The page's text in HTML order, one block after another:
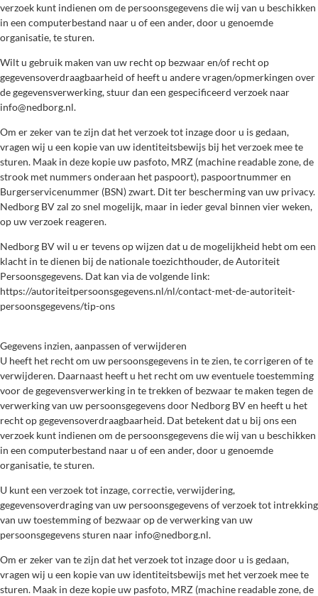
verzoek kunt indienen om de persoonsgegevens die wij van u beschikken
in een computerbestand naar u of een ander, door u genoemde
organisatie, te sturen.
Wilt u gebruik maken van uw recht op bezwaar en/of recht op
gegevensoverdraagbaarheid of heeft u andere vragen/opmerkingen over
de gegevensverwerking, stuur dan een gespecificeerd verzoek naar
info@nedborg.nl.
Om er zeker van te zijn dat het verzoek tot inzage door u is gedaan,
vragen wij u een kopie van uw identiteitsbewijs bij het verzoek mee te
sturen. Maak in deze kopie uw pasfoto, MRZ (machine readable zone, de
strook met nummers onderaan het paspoort), paspoortnummer en
Burgerservicenummer (BSN) zwart. Dit ter bescherming van uw privacy.
Nedborg BV zal zo snel mogelijk, maar in ieder geval binnen vier weken,
op uw verzoek reageren.
Nedborg BV wil u er tevens op wijzen dat u de mogelijkheid hebt om een
klacht in te dienen bij de nationale toezichthouder, de Autoriteit
Persoonsgegevens. Dat kan via de volgende link:
https://autoriteitpersoonsgegevens.nl/nl/contact-met-de-autoriteit-
persoonsgegevens/tip-ons
Gegevens inzien, aanpassen of verwijderen
U heeft het recht om uw persoonsgegevens in te zien, te corrigeren of te
verwijderen. Daarnaast heeft u het recht om uw eventuele toestemming
voor de gegevensverwerking in te trekken of bezwaar te maken tegen de
verwerking van uw persoonsgegevens door Nedborg BV en heeft u het
recht op gegevensoverdraagbaarheid. Dat betekent dat u bij ons een
verzoek kunt indienen om de persoonsgegevens die wij van u beschikken
in een computerbestand naar u of een ander, door u genoemde
organisatie, te sturen.
U kunt een verzoek tot inzage, correctie, verwijdering,
gegevensoverdraging van uw persoonsgegevens of verzoek tot intrekking
van uw toestemming of bezwaar op de verwerking van uw
persoonsgegevens sturen naar info@nedborg.nl.
Om er zeker van te zijn dat het verzoek tot inzage door u is gedaan,
vragen wij u een kopie van uw identiteitsbewijs met het verzoek mee te
sturen. Maak in deze kopie uw pasfoto, MRZ (machine readable zone, de